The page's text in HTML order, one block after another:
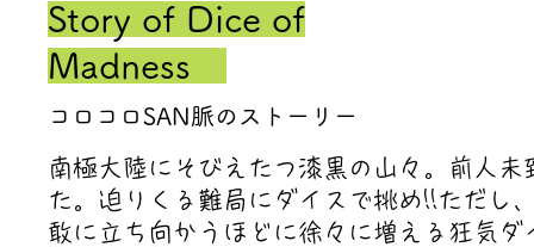
Story of Dice of
Madness
コロコロSAN脈のストーリー
南極大陸にそびえたつ漆黒の山々。前人
た。迫りくる難局にダイスで挑め!!ただし
敢に立ち向かうほどに徐々に増える狂気